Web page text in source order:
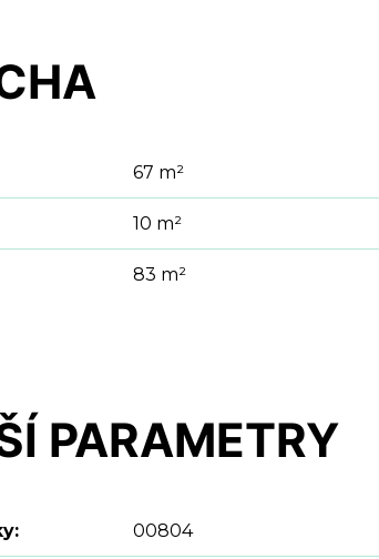
67 m²
10 m²
83 m²
PARAMETRY
00804